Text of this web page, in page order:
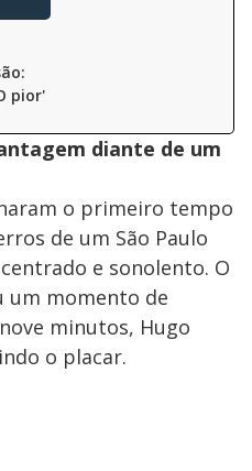
pior'
diante de um
o primeiro tempo
de um São Paulo
e sonolento. O
um momento de
minutos, Hugo
o placar.